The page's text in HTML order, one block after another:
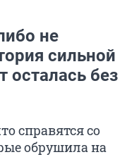
не
сильной
осталась без
справятся со
обрушила на